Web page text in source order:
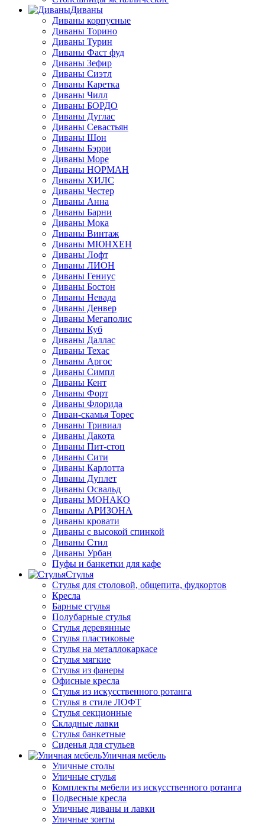
Диваны
Диваны корпусные
Диваны Торино
Диваны Турин
Диваны Фаст фуд
Диваны Зефир
Диваны Сиэтл
Диваны Каретка
Диваны Чилл
Диваны БОРДО
Диваны Дуглас
Диваны Севастьян
Диваны Шон
Диваны Бэрри
Диваны Море
Диваны НОРМАН
Диваны ХИЛС
Диваны Честер
Диваны Анна
Диваны Барни
Диваны Мока
Диваны Винтаж
Диваны МЮНХЕН
Диваны Лофт
Диваны ЛИОН
Диваны Гениус
Диваны Бостон
Диваны Невада
Диваны Денвер
Диваны Мегаполис
Диваны Куб
Диваны Даллас
Диваны Техас
Диваны Аргос
Диваны Симпл
Диваны Кент
Диваны Форт
Диваны Флорида
Диван-скамья Торес
Диваны Тривиал
Диваны Дакота
Диваны Пит-стоп
Диваны Сити
Диваны Карлотта
Диваны Дуплет
Диваны Освальд
Диваны МОНАКО
Диваны АРИЗОНА
Диваны кровати
Диваны с высокой спинкой
Диваны Стил
Диваны Урбан
Пуфы и банкетки для кафе
Стулья
Стулья для столовой, общепита, фудкортов
Кресла
Барные стулья
Полубарные стулья
Стулья деревянные
Стулья пластиковые
Стулья на металлокаркасе
Стулья мягкие
Стулья из фанеры
Офисные кресла
Стулья из искусственного ротанга
Стулья в стиле ЛОФТ
Стулья секционные
Складные лавки
Стулья банкетные
Сиденья для стульев
Уличная мебель
Уличные столы
Уличные стулья
Комплекты мебели из искусственного ротанга
Подвесные кресла
Уличные диваны и лавки
Уличные зонты